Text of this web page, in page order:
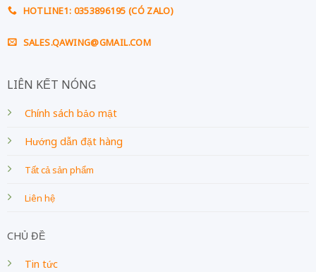
HOTLINE1: 0353896195 (CÓ ZALO)
SALES.QAWING@GMAIL.COM
LIÊN KẾT NÓNG
Chính sách bảo mật
Hướng dẫn đặt hàng
Tất cả sản phẩm
Liên hệ
CHỦ ĐỀ
Tin tức